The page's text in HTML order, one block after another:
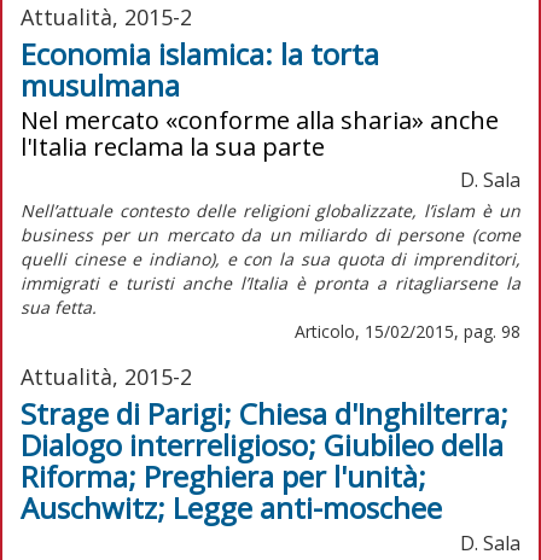
Attualità, 2015-2
Economia islamica: la torta
musulmana
Nel mercato «conforme alla sharia» anche
l'Italia reclama la sua parte
D. Sala
Nell’attuale contesto delle religioni globalizzate, l’islam è un
business per un mercato da un miliardo di persone (come
quelli cinese e indiano), e con la sua quota di imprenditori,
immigrati e turisti anche l’Italia è pronta a ritagliarsene la
sua fetta.
Articolo, 15/02/2015, pag. 98
Attualità, 2015-2
Strage di Parigi; Chiesa d'Inghilterra;
Dialogo interreligioso; Giubileo della
Riforma; Preghiera per l'unità;
Auschwitz; Legge anti-moschee
D. Sala